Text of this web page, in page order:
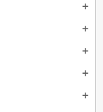
add
add
add
add
add